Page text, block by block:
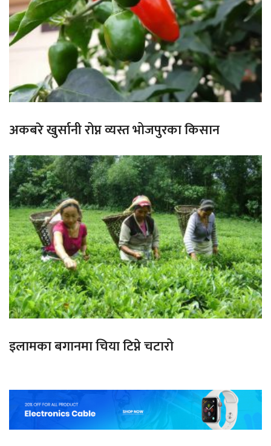
अकबरे खुर्सानी रोप्न व्यस्त भोजपुरका किसान
इलामका बगानमा चिया टिप्ने चटारो